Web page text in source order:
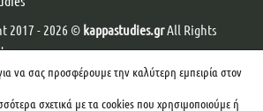
2017 - 2026 © kappastudies.grAll Rights
& Designed byWeb-Creator-Graphics by
να σας προσφέρουμε την καλύτερη εμπειρία στον
σχετικά με τα cookies που χρησιμοποιούμε ή